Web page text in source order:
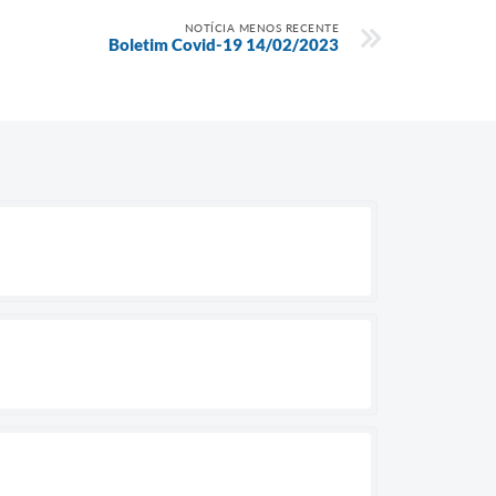
NOTÍCIA MENOS RECENTE
Boletim Covid-19 14/02/2023